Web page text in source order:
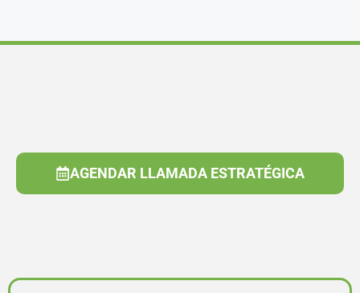
AGENDAR LLAMADA ESTRATÉGICA